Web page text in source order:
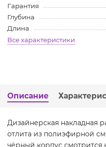
Гарантия
Глубина
Длина
Все характеристики
Описание
Дизайнерская накладная
отлита из полиэфирной
чёрный корпус смотрится